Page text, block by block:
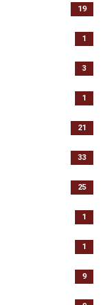
19
1
3
1
21
33
25
1
1
9